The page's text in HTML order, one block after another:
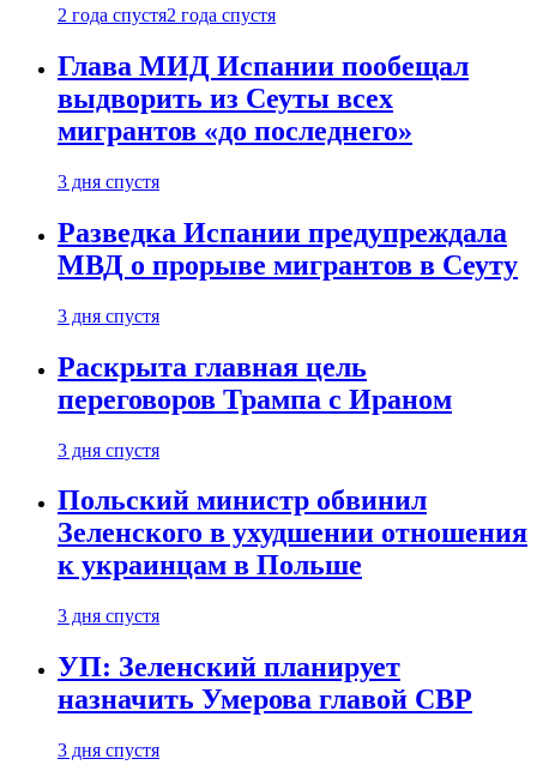
2 года спустя2 года спустя
Глава МИД Испании пообещал
выдворить из Сеуты всех
мигрантов «до последнего»
3 дня спустя
Разведка Испании предупреждала
МВД о прорыве мигрантов в Сеуту
3 дня спустя
Раскрыта главная цель
переговоров Трампа с Ираном
3 дня спустя
Польский министр обвинил
Зеленского в ухудшении отношения
к украинцам в Польше
3 дня спустя
УП: Зеленский планирует
назначить Умерова главой СВР
3 дня спустя